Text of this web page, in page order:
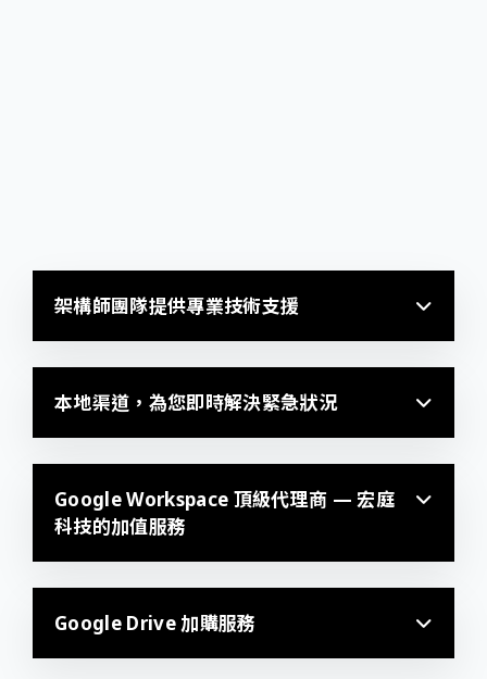
架構師團隊提供專業技術支援
本地渠道，為您即時解決緊急狀況
Google Workspace 頂級代理商 — 宏庭
科技的加值服務
Google Drive 加購服務